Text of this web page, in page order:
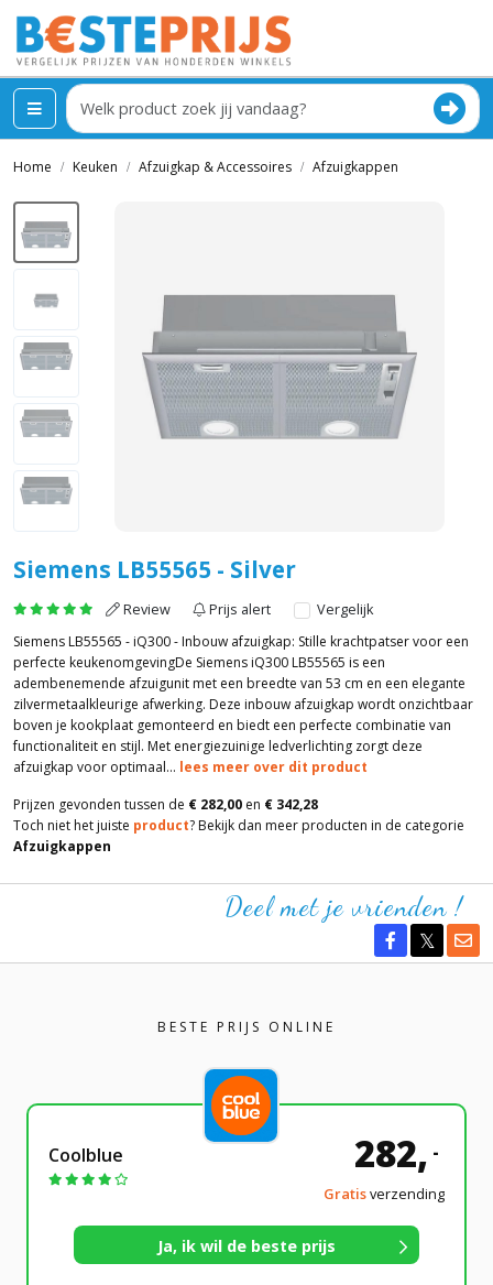
Home Keuken Afzuigkap & Accessoires Afzuigkappen
Siemens LB55565 - Silver
Review Prijs alert
Vergelijk
Siemens LB55565 - iQ300 - Inbouw afzuigkap: Stille krachtpatser voor een
perfecte keukenomgevingDe Siemens iQ300 LB55565 is een
adembenemende afzuigunit met een breedte van 53 cm en een elegante
zilvermetaalkleurige afwerking. Deze inbouw afzuigkap wordt onzichtbaar
boven je kookplaat gemonteerd en biedt een perfecte combinatie van
functionaliteit en stijl. Met energiezuinige ledverlichting zorgt deze
afzuigkap voor optimaal... lees meer over dit product
Prijzen gevonden tussen de € 282,00 en € 342,28
Toch niet het juiste product? Bekijk dan meer producten in de categorie
Afzuigkappen
Deel met je vrienden !
BESTE PRIJS ONLINE
Coolblue 282,-
Gratisverzending